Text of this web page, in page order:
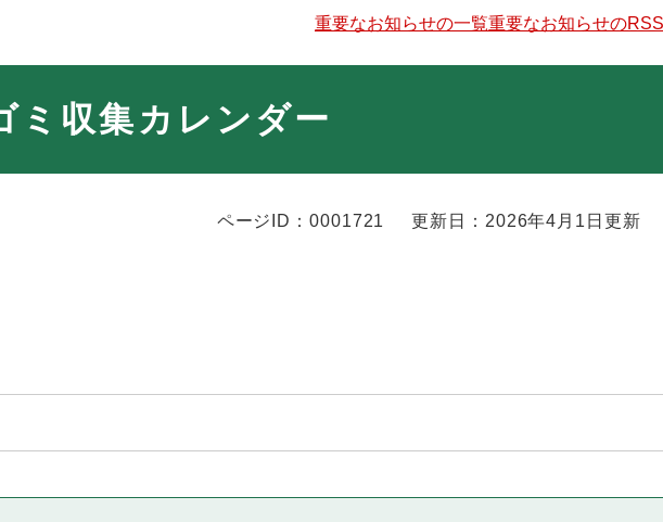
重要なお知らせの一覧重要なお知らせのRSS
ミ収集カレンダー
ページID：0001721 更新日：2026年4月1日更新